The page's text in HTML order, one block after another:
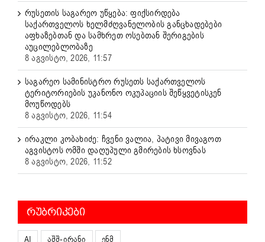
რუსეთის საგარეო უწყება: ფიქსირდება
საქართველოს ხელმძღვანელობის განცხადებები
აფხაზებთან და სამხრეთ ოსებთან შერიგების
აუცილებლობაზე
8 აგვისტო, 2026, 11:57
საგარეო სამინისტრო რუსეთს საქართველოს
ტერიტორიების უკანონო ოკუპაციის შეწყვეტისკენ
მოუწოდებს
8 აგვისტო, 2026, 11:54
ირაკლი კობახიძე: ჩვენი ვალია, პატივი მივაგოთ
აგვისტოს ომში დაღუპული გმირების ხსოვნას
8 აგვისტო, 2026, 11:52
ᲠᲣᲑᲠᲘᲙᲔᲑᲘ
AI აშშ-ირანი
ენმ